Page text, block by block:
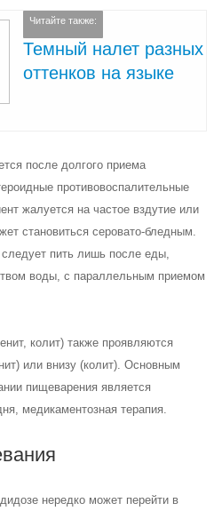
Читайте также:
Темный налет разных
оттенков на языке
после долгого приема
противовоспалительные
жалуется на частое вздутие или
становиться серовато-бледным.
пить лишь после еды,
воды, с параллельным приемом
колит) также проявляются
или внизу (колит). Основным
пищеварения является
медикаментозная терапия.
нередко может перейти в